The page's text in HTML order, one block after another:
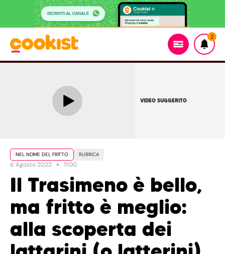
2
VIDEO SUGGERITO
NEL NOME DEL FRITTO RUBRICA
6 Agosto 2022 11:00
Il Trasimeno è bello,
ma fritto è meglio:
alla scoperta dei